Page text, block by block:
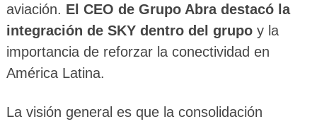
aviación. El CEO de Grupo Abra destacó la
integración de SKY dentro del grupoy la
importancia de reforzar la conectividad en
América Latina.
La visión general es que la consolidación